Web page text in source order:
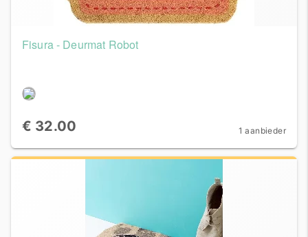
Fisura - Deurmat Robot
€ 32.00 1 aanbieder